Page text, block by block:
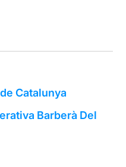
Catalunya
Barberà Del